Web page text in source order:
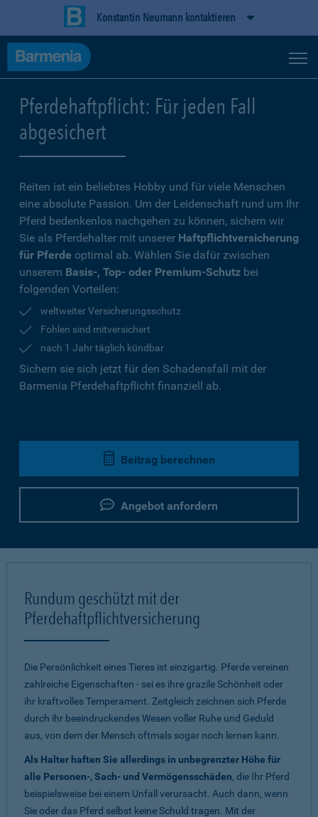
Konstantin Neumann kontaktieren
Pferdehaftpflicht: Für jeden Fall
abgesichert
Reiten ist ein beliebtes Hobby und für viele Menschen
eine absolute Passion. Um der Leidenschaft rund um Ihr
Pferd bedenkenlos nachgehen zu können, sichern wir
Sie als Pferdehalter mit unserer Haftpflichtversicherung
für Pferde optimal ab. Wählen Sie dafür zwischen
unserem Basis-, Top- oder Premium-Schutz bei
folgenden Vorteilen:
weltweiter Versicherungsschutz
Fohlen sind mitversichert
nach 1 Jahr täglich kündbar
Sichern sie sich jetzt für den Schadensfall mit der
Barmenia Pferdehaftpflicht finanziell ab.
Beitrag berechnen
Angebot anfordern
Rundum geschützt mit der
Pferdehaftpflichtversicherung
Die Persönlichkeit eines Tieres ist einzigartig. Pferde vereinen
zahlreiche Eigenschaften - sei es ihre grazile Schönheit oder
ihr kraftvolles Temperament. Zeitgleich zeichnen sich Pferde
durch ihr beeindruckendes Wesen voller Ruhe und Geduld
aus, von dem der Mensch oftmals sogar noch lernen kann.
Als Halter haften Sie allerdings in unbegrenzter Höhe für
alle Personen-, Sach- und Vermögensschäden, die Ihr Pferd
beispielsweise bei einem Unfall verursacht. Auch dann, wenn
Sie oder das Pferd selbst keine Schuld tragen. Mit der